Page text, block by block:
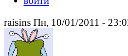
raisins Пн, 10/01/2011 -